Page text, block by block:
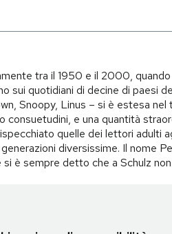
tra il 1950 e il 2000,
quotidiani di decine di paesi
Snoopy, Linus – si è estesa
e una quantità
quelle dei lettori adulti
diversissime. Il nome
è sempre detto che a Schulz